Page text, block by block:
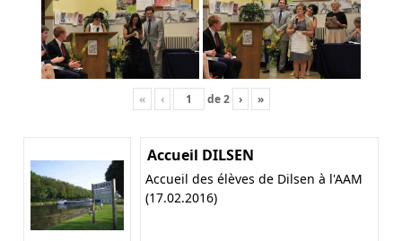
« ‹ de2 › »
Accueil DILSEN
Accueil des élèves de Dilsen à l'AAM
(17.02.2016)